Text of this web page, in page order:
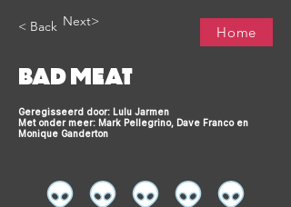
< Back Next>
Home
BAD MEAT
Geregisseerd door: Lulu Jarmen
Met onder meer: Mark Pellegrino, Dave Franco en
Monique Ganderton